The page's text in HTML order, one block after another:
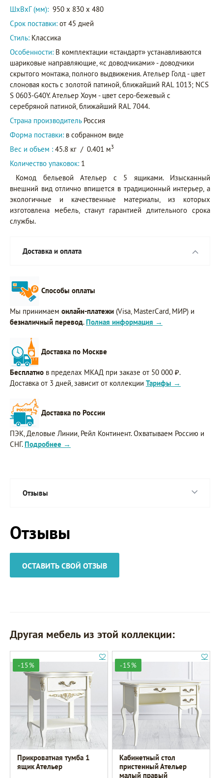
ШxВxГ (мм): 950 x 830 x 480
Срок поставки: от 45 дней
Стиль: Классика
Особенности: В комплектации «стандарт» устанавливаются
шариковые направляющие, «с доводчиками» - доводчики
скрытого монтажа, полного выдвижения. Ательер Голд - цвет
слоновая кость с золотой патиной, ближайший RAL 1013; NCS
S 0603-G40Y. Ательер Хоум - цвет серо-бежевый с
серебряной патиной, ближайший RAL 7044.
Страна производитель Россия
Форма поставки: в собранном виде
Вес и объем : 45.8 кг / 0.401 м3
Количество упаковок: 1
Комод бельевой Ательер с 5 ящиками. Изысканный
внешний вид отлично впишется в традиционный интерьер, а
экологичные и качественные материалы, из которых
изготовлена мебель, станут гарантией длительного срока
службы.
Доставка и оплата
Способы оплаты
Мы принимаем онлайн-платежи (Visa, MasterCard, МИР) и
безналичный перевод. Полная информация →
Доставка по Москве
Бесплатно в пределах МКАД при заказе от 50 000 ₽.
Доставка от 3 дней, зависит от коллекции Тарифы →
Доставка по России
ПЭК, Деловые Линии, Рейл Континент. Охватываем Россию и
СНГ. Подробнее →
Отзывы
Отзывы
ОСТАВИТЬ СВОЙ ОТЗЫВ
Другая мебель из этой коллекции:
-15%
Прикроватная тумба 1
ящик Ательер
-15%
Кабинетный стол
пристенный Ательер
малый правый